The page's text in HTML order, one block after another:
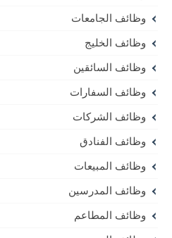
وظائف الجامعات
وظائف الخليج
وظائف السائقين
وظائف السفارات
وظائف الشركات
وظائف الفنادق
وظائف المبيعات
وظائف المدرسين
وظائف المطاعم